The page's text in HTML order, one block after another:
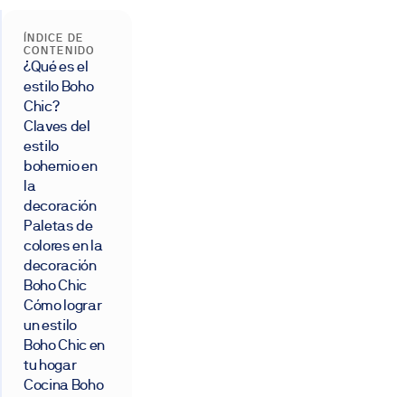
ÍNDICE DE
CONTENIDO
¿Qué es el
estilo Boho
Chic?
Claves del
estilo
bohemio en
la
decoración
Paletas de
colores en la
decoración
Boho Chic
Cómo lograr
un estilo
Boho Chic en
tu hogar
Cocina Boho